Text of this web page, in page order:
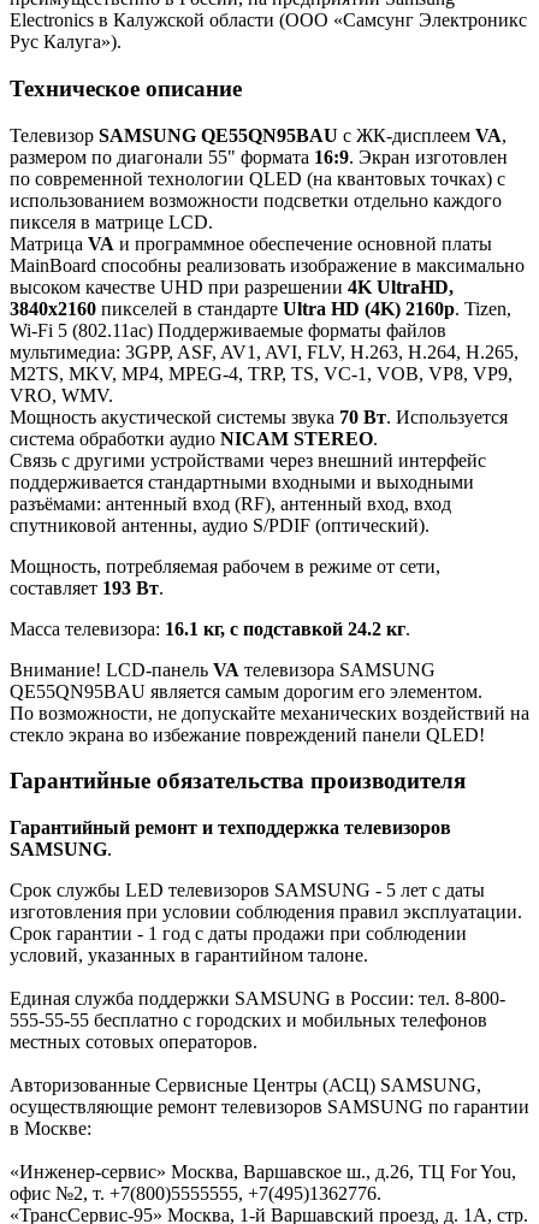
Electronics в Калужской области (ООО «Самсунг Электроникс
Рус Калуга»).
Техническое описание
Телевизор SAMSUNG QE55QN95BAU с ЖК-дисплеем VA,
размером по диагонали 55" формата 16:9. Экран изготовлен
по современной технологии QLED (на квантовых точках) с
использованием возможности подсветки отдельно каждого
пикселя в матрице LCD.
Матрица VA и программное обеспечение основной платы
MainBoard способны реализовать изображение в максимально
высоком качестве UHD при разрешении 4K UltraHD,
3840x2160 пикселей в стандарте Ultra HD (4K) 2160p. Tizen,
Wi-Fi 5 (802.11ac) Поддерживаемые форматы файлов
мультимедиа: 3GPP, ASF, AV1, AVI, FLV, H.263, H.264, H.265,
M2TS, MKV, MP4, MPEG-4, TRP, TS, VC-1, VOB, VP8, VP9,
VRO, WMV.
Мощность акустической системы звука 70 Вт. Используется
система обработки аудио NICAM STEREO.
Связь с другими устройствами через внешний интерфейс
поддерживается стандартными входными и выходными
разъёмами: антенный вход (RF), антенный вход, вход
спутниковой антенны, аудио S/PDIF (оптический).
Мощность, потребляемая рабочем в режиме от сети,
составляет 193 Вт.
Масса телевизора: 16.1 кг, с подставкой 24.2 кг.
Внимание! LCD-панель VA телевизора SAMSUNG
QE55QN95BAU является самым дорогим его элементом.
По возможности, не допускайте механических воздействий на
стекло экрана во избежание повреждений панели QLED!
Гарантийные обязательства производителя
Гарантийный ремонт и техподдержка телевизоров
SAMSUNG.
Срок службы LED телевизоров SAMSUNG - 5 лет с даты
изготовления при условии соблюдения правил эксплуатации.
Срок гарантии - 1 год с даты продажи при соблюдении
условий, указанных в гарантийном талоне.
Единая служба поддержки SAMSUNG в России: тел. 8-800-
555-55-55 бесплатно с городских и мобильных телефонов
местных сотовых операторов.
Авторизованные Сервисные Центры (АСЦ) SAMSUNG,
осуществляющие ремонт телевизоров SAMSUNG по гарантии
в Москве:
«Инженер-сервис» Москва, Варшавское ш., д.26, ТЦ For You,
офис №2, т. +7(800)5555555, +7(495)1362776.
«ТрансСервис-95» Москва, 1-й Варшавский проезд, д. 1А, стр.